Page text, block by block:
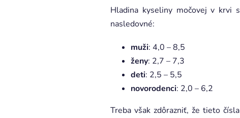
Hladina kyseliny močovej v krvi
nasledovné:
muži: 4,0 – 8,5
ženy: 2,7 – 7,3
deti: 2,5 – 5,5
novorodenci: 2,0 – 6,2
Treba však zdôrazniť, že tieto